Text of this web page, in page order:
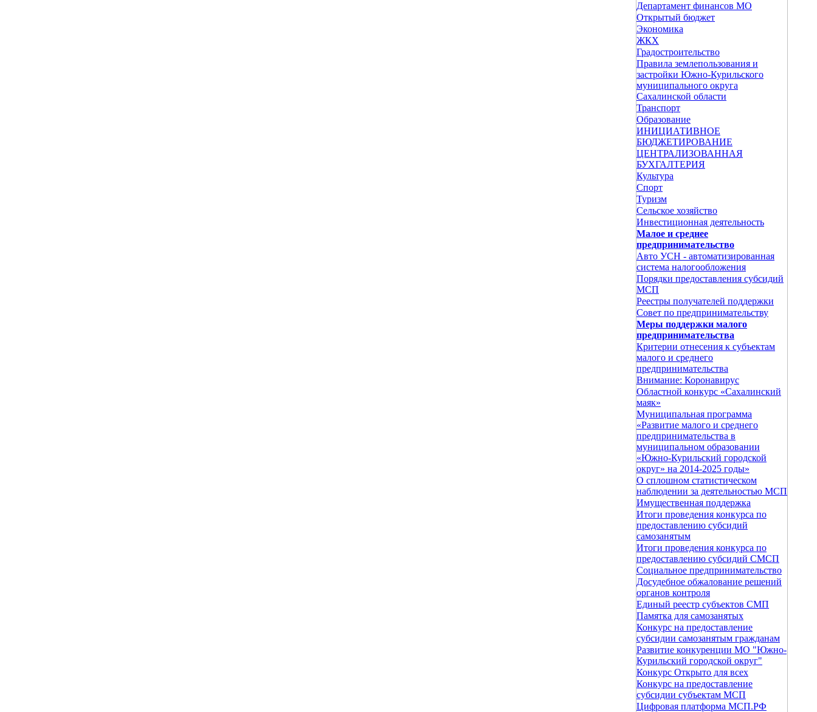
Департамент финансов МО
Открытый бюджет
Экономика
ЖКХ
Градостроительство
Правила землепользования и
застройки Южно-Курильского
муниципального округа
Сахалинской области
Транспорт
Образование
ИНИЦИАТИВНОЕ
БЮДЖЕТИРОВАНИЕ
ЦЕНТРАЛИЗОВАННАЯ
БУХГАЛТЕРИЯ
Культура
Спорт
Туризм
Сельское хозяйство
Инвестиционная деятельность
Малое и среднее
предпринимательство
Авто УСН - автоматизированная
система налогообложения
Порядки предоставления субсидий
МСП
Реестры получателей поддержки
Совет по предпринимательству
Меры поддержки малого
предпринимательства
Критерии отнесения к субъектам
малого и среднего
предпринимательства
Внимание: Коронавирус
Областной конкурс «Сахалинский
маяк»
Муниципальная программа
«Развитие малого и среднего
предпринимательства в
муниципальном образовании
«Южно-Курильский городской
округ» на 2014-2025 годы»
О сплошном статистическом
наблюдении за деятельностью МСП
Имущественная поддержка
Итоги проведения конкурса по
предоставлению субсидий
самозанятым
Итоги проведения конкурса по
предоставлению субсидий СМСП
Социальное предпринимательство
Досудебное обжалование решений
органов контроля
Единый реестр субъектов СМП
Памятка для самозанятых
Конкурс на предоставление
субсидии самозанятым гражданам
Развитие конкуренции МО "Южно-
Курильский городской округ"
Конкурс Открыто для всех
Конкурс на предоставление
субсидии субъектам МСП
Цифровая платформа МСП.РФ